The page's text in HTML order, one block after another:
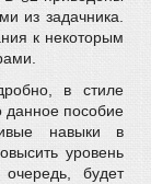
из задачника.
к некоторым
в стиле
данное пособие
навыки в
уровень
будет